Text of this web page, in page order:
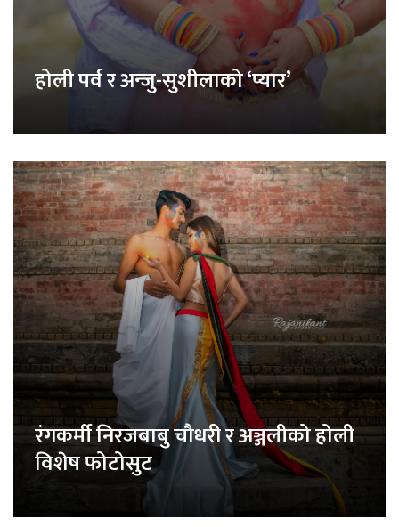
होली पर्व र अन्जु-सुशीलाको ‘प्यार’
रंगकर्मी निरजबाबु चौधरी र अञ्जलीको होली
विशेष फोटोसुट